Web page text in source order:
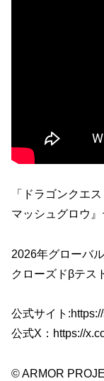
「ドラゴンクエ
マッシュグロウ
2026年グローバ
クローズドβテス
公式サイト
公式X：https://
© ARMOR